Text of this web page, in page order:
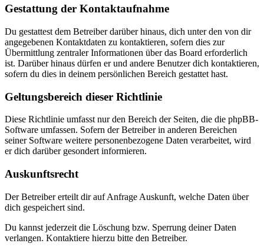
Gestattung der Kontaktaufnahme
Du gestattest dem Betreiber darüber hinaus, dich unter den von dir
angegebenen Kontaktdaten zu kontaktieren, sofern dies zur
Übermittlung zentraler Informationen über das Board erforderlich
ist. Darüber hinaus dürfen er und andere Benutzer dich kontaktieren,
sofern du dies in deinem persönlichen Bereich gestattet hast.
Geltungsbereich dieser Richtlinie
Diese Richtlinie umfasst nur den Bereich der Seiten, die die phpBB-
Software umfassen. Sofern der Betreiber in anderen Bereichen
seiner Software weitere personenbezogene Daten verarbeitet, wird
er dich darüber gesondert informieren.
Auskunftsrecht
Der Betreiber erteilt dir auf Anfrage Auskunft, welche Daten über
dich gespeichert sind.
Du kannst jederzeit die Löschung bzw. Sperrung deiner Daten
verlangen. Kontaktiere hierzu bitte den Betreiber.